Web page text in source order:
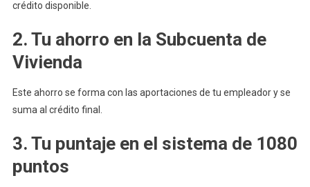
crédito disponible.
2. Tu ahorro en la Subcuenta de
Vivienda
Este ahorro se forma con las aportaciones de tu empleador y se
suma al crédito final.
3. Tu puntaje en el sistema de 1080
puntos